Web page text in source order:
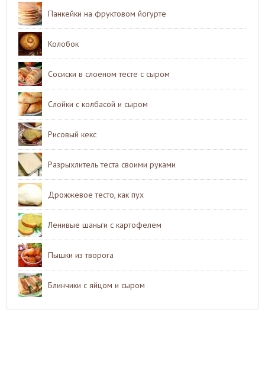
Панкейки на фруктовом йогурте
Колобок
Сосиски в слоеном тесте с сыром
Слойки с колбасой и сыром
Рисовый кекс
Разрыхлитель теста своими руками
Дрожжевое тесто, как пух
Ленивые шаньги с картофелем
Пышки из творога
Блинчики с яйцом и сыром